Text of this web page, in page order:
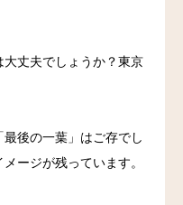
丈夫でしょうか？東京
後の一葉」はご存でし
ージが残っています。